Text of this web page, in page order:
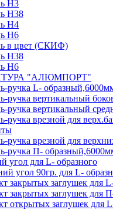
H3
H38
H4
H6
в цвет (СКИФ)
H38
H6
"АЛЮМПОРТ"
ручка L-
ручка вертикальный
ручка вертикальный
ручка врезной для
ручка врезной для
ручка П-
угол для L- образного
угол 90гр. для L-
закрытых заглушек для
закрытых заглушек для
открытых заглушек для